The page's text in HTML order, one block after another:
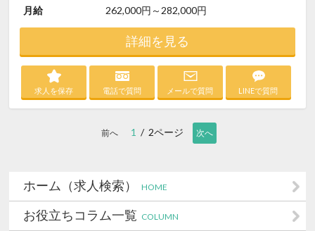
月給
262,000円～282,000円
詳細を見る
求人を保存 電話で質問 メールで質問 LINEで質問
前へ 1 / 2ページ 次へ
ホーム（求人検索）HOME
お役立ちコラム一覧 COLUMN